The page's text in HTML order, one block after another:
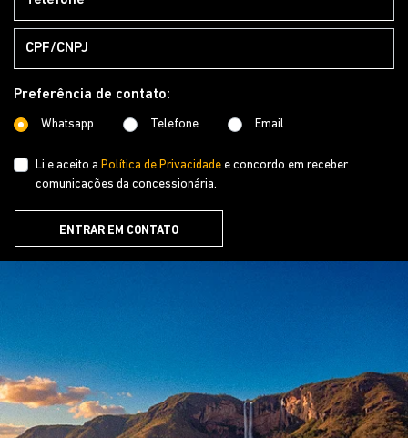
Preferência de contato:
Whatsapp Telefone Email
Li e aceito a Política de Privacidade e concordo em receber
comunicações da concessionária.
ENTRAR EM CONTATO